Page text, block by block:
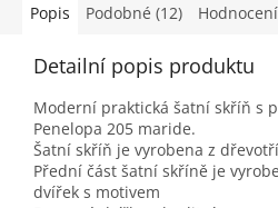
Popis Podobné (12) Hodnocení
Detailní popis produktu
Moderní praktická šatní skříň s
Penelopa 205 maride.
Šatní skříň je vyrobena z
Přední část šatní skříně je
dvířek s motivem